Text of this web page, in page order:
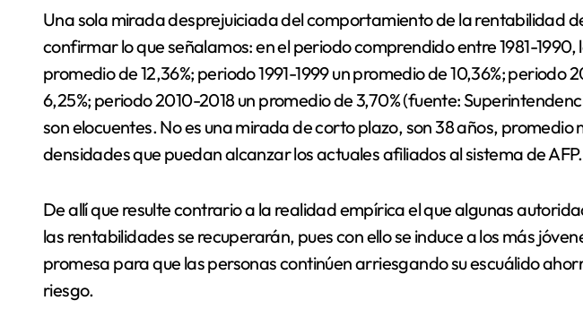
Una sola mirada desprejuiciada del comportamiento de la rentabilidad
confirmar lo que señalamos: en el periodo comprendido entre 1981-
promedio de 12,36%; periodo 1991-1999 un promedio de 10,36%;
6,25%; periodo 2010-2018 un promedio de 3,70% (fuente:
son elocuentes. No es una mirada de corto plazo, son 38 años, promedio
densidades que puedan alcanzar los actuales afiliados al sistema de AFP.
De allí que resulte contrario a la realidad empírica el que algunas
las rentabilidades se recuperarán, pues con ello se induce a los más
promesa para que las personas continúen arriesgando su escuálido
riesgo.